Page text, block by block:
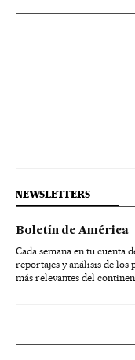
NEWSLETTERS
Boletín de América
Cada semana en tu cuenta
reportajes y análisis de los
más relevantes del